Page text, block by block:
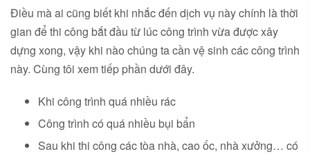
Điều mà ai cũng biết khi nhắc đến dịch vụ này chính là thời
gian để thi công bắt đầu từ lúc công trình vừa được xây
dựng xong, vậy khi nào chúng ta cần vệ sinh các công trình
này. Cùng tôi xem tiếp phần dưới đây.
Khi công trình quá nhiều rác
Công trình có quá nhiều bụi bẩn
Sau khi thi công các tòa nhà, cao ốc, nhà xưởng… có